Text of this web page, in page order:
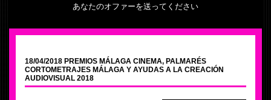
あなたのオファーを送ってください
18/04/2018 PREMIOS MÁLAGA CINEMA, PALMARÉS
CORTOMETRAJES MÁLAGA Y AYUDAS A LA CREACIÓN
AUDIOVISUAL 2018